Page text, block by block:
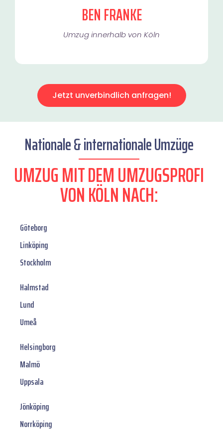
BEN FRANKE
Umzug innerhalb von Köln​
Jetzt unverbindlich anfragen!
Nationale & internationale Umzüge
UMZUG MIT DEM UMZUGSPROFI
VON KÖLN NACH:
Göteborg
Linköping
Stockholm
Halmstad
Lund
Umeå
Helsingborg
Malmö
Uppsala
Jönköping
Norrköping